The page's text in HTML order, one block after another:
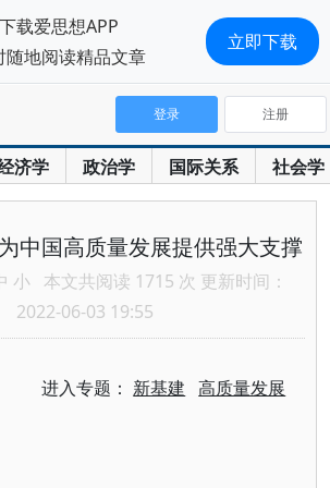
济学 政治学 国际关系 社会学
登录 注册
中国高质量发展提供强大支撑
小 本文共阅读 1715 次 更新时间：
2022-06-03 19:55
进入专题： 新基建 高质量发展
下载爱思想APP
随地阅读精品文章
立即下载